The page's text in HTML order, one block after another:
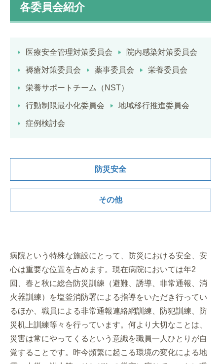
各委員会紹介
医療安全管理対策委員会 院内感染対策委員会
褥瘡対策委員会 薬事委員会 栄養委員会
栄養サポートチーム（NST）
行動制限最小化委員会 地域移行推進委員会
症例検討会
防災安全
その他
病院という特殊な施設にとって、防災における安全、安
心は重要な位置を占めます。現在病院においては年2
回、春と秋に総合防災訓練（避難、誘導、非常通報、消
火器訓練）を塩釜消防署による指導をいただき行ってい
るほか、職員による非常通報連絡網訓練、防犯訓練、防
災机上訓練等々を行っています。何より大切なことは、
災害は常にやってくるという意識を職員一人ひとりが自
覚することです。昨今頻繁に起こる環境の変化による地